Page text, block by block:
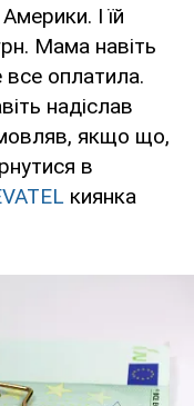
І їй
Мама навіть
все оплатила.
надіслав
мовляв, якщо що,
в
киянка